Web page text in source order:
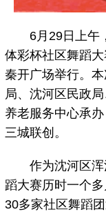
6月29日上午，
体彩杯社区舞蹈
秦开广场举行。
局、沈河区民政
养老服务中心承
三城联创。
作为沈河区浑
蹈大赛历时一个
30多家社区舞蹈